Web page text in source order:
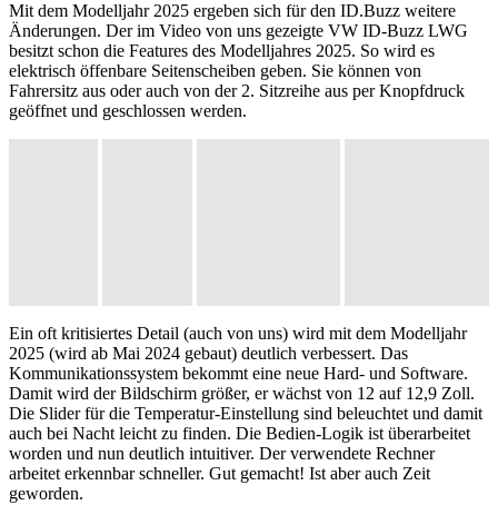
Mit dem Modelljahr 2025 ergeben sich für den ID.Buzz weitere
Änderungen. Der im Video von uns gezeigte VW ID-Buzz LWG
besitzt schon die Features des Modelljahres 2025. So wird es
elektrisch öffenbare Seitenscheiben geben. Sie können von
Fahrersitz aus oder auch von der 2. Sitzreihe aus per Knopfdruck
geöffnet und geschlossen werden.
Ein oft kritisiertes Detail (auch von uns) wird mit dem Modelljahr
2025 (wird ab Mai 2024 gebaut) deutlich verbessert. Das
Kommunikationssystem bekommt eine neue Hard- und Software.
Damit wird der Bildschirm größer, er wächst von 12 auf 12,9 Zoll.
Die Slider für die Temperatur-Einstellung sind beleuchtet und damit
auch bei Nacht leicht zu finden. Die Bedien-Logik ist überarbeitet
worden und nun deutlich intuitiver. Der verwendete Rechner
arbeitet erkennbar schneller. Gut gemacht! Ist aber auch Zeit
geworden.